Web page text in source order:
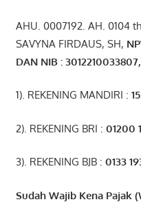
AHU. 0007192. AH. 0104
SAVYNA FIRDAUS, SH,
DAN NIB :3012210033807,
1). REKENING MANDIRI :
2). REKENING BRI : 01200
3). REKENING BJB : 0133
Sudah Wajib Kena Pajak